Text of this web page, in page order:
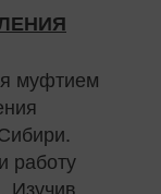
муфтием
работу
Изучив